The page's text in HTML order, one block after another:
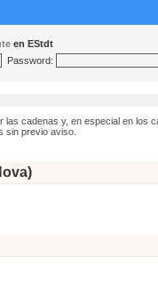
en EStdt
Password:
las cadenas y, en especial en los
sin previo aviso.